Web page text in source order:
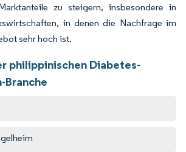
zu steigern, insbesondere in
in denen die Nachfrage im
sehr hoch ist.
philippinischen Diabetes-
Branche